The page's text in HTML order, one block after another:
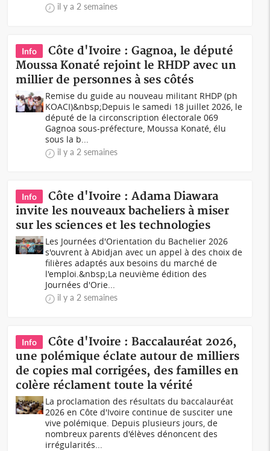
il y a 2 semaines
Info
Côte d'Ivoire : Gagnoa, le député
Moussa Konaté rejoint le RHDP avec un
millier de personnes à ses côtés
Remise du guide au nouveau militant RHDP (ph
KOACI)&nbsp;Depuis le samedi 18 juillet 2026, le
député de la circonscription électorale 069
Gagnoa sous-préfecture, Moussa Konaté, élu
sous la b...
il y a 2 semaines
Info
Côte d'Ivoire : Adama Diawara
invite les nouveaux bacheliers à miser
sur les sciences et les technologies
Les Journées d'Orientation du Bachelier 2026
s'ouvrent à Abidjan avec un appel à des choix de
filières adaptés aux besoins du marché de
l'emploi.&nbsp;La neuvième édition des
Journées d'Orie...
il y a 2 semaines
Info
Côte d'Ivoire : Baccalauréat 2026,
une polémique éclate autour de milliers
de copies mal corrigées, des familles en
colère réclament toute la vérité
La proclamation des résultats du baccalauréat
2026 en Côte d'Ivoire continue de susciter une
vive polémique. Depuis plusieurs jours, de
nombreux parents d'élèves dénoncent des
irrégularités...